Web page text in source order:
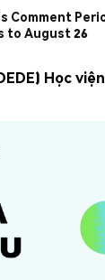
Comment
to August 26
Học viện